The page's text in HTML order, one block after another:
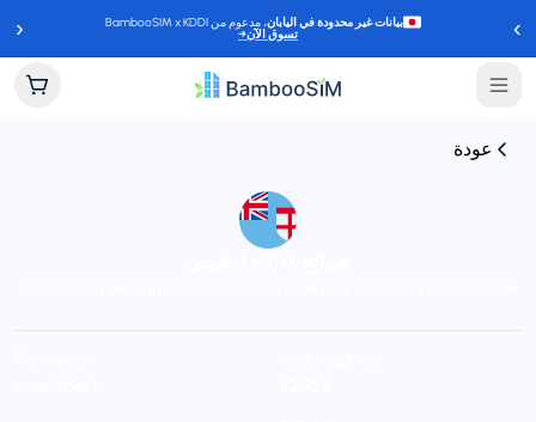
‹ بيانات غير محدودة في اليابان، مدعوم من BambooSIM x KDDI
تسوق الآن→ ›
عودة